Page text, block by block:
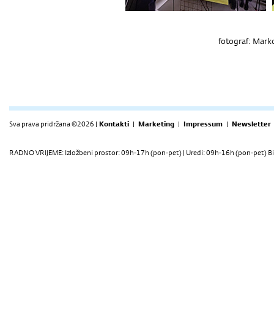
fotograf:
Sva prava pridržana ©2026 | Kontakti | Marketing | Impressum | Newsletter
RADNO VRIJEME: Izložbeni prostor: 09h-17h (pon-pet) | Uredi: 09h-16h (pon-pet)